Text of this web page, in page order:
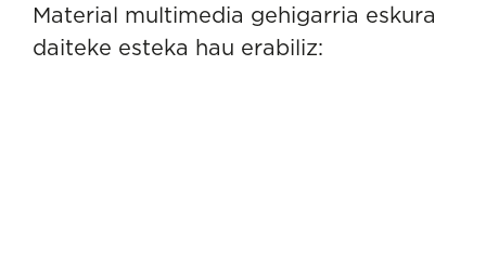
Material multimedia gehigarria eskura
daiteke esteka hau erabiliz: